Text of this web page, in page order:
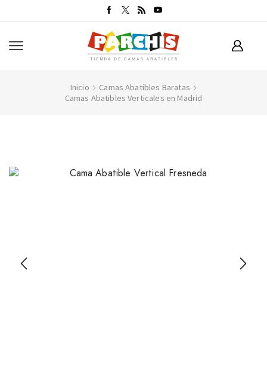
Inicio
Camas Abatibles Baratas
Camas Abatibles Verticales en Madrid